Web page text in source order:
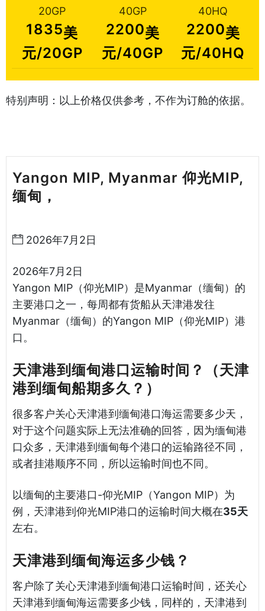
20GP
1835美
元/20GP
40GP
2200美
元/40GP
40HQ
2200美
元/40HQ
特别声明：以上价格仅供参考，不作为订舱的依据。
Yangon MIP, Myanmar 仰光MIP,
缅甸，
2026年7月2日
2026年7月2日
Yangon MIP（仰光MIP）是Myanmar（缅甸）的
主要港口之一，每周都有货船从天津港发往
Myanmar（缅甸）的Yangon MIP（仰光MIP）港
口。
天津港到缅甸港口运输时间？（天津
港到缅甸船期多久？）
很多客户关心天津港到缅甸港口海运需要多少天，
对于这个问题实际上无法准确的回答，因为缅甸港
口众多，天津港到缅甸每个港口的运输路径不同，
或者挂港顺序不同，所以运输时间也不同。
以缅甸的主要港口-仰光MIP（Yangon MIP）为
例，天津港到仰光MIP港口的运输时间大概在35天
左右。
天津港到缅甸海运多少钱？
客户除了关心天津港到缅甸港口运输时间，还关心
天津港到缅甸海运需要多少钱，同样的，天津港到